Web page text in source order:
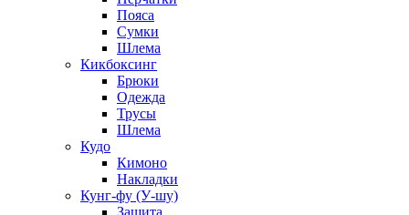
Пояса
Сумки
Шлема
Кикбоксинг
Брюки
Одежда
Трусы
Шлема
Кудо
Кимоно
Накладки
Кунг-фу (У-шу)
Защита